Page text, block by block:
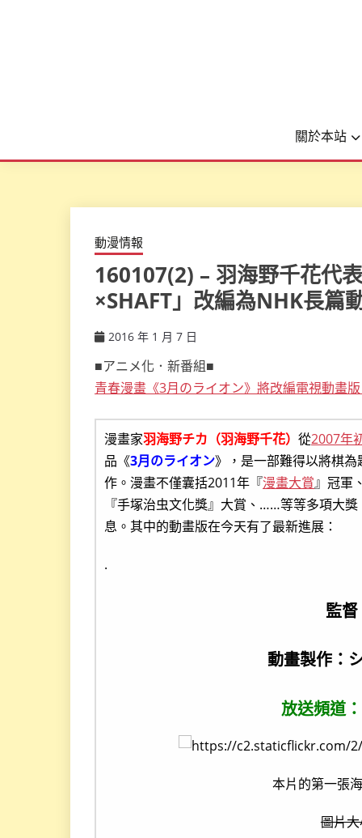
關於本站
動漫情報
160107(2) – 羽海野千花代
×SHAFT」改編為NHK長篇
2016 年 1 月 7 日
■アニメ化．新番組■
青春漫畫《3月のライオン》將改編電視動畫
漫畫家羽海野チカ（羽海野千花） 從2007年
品《3月のライオン》，是一部難得以將棋
作。漫畫不僅囊括2011年『漫畫大賞』冠軍
『手塚治虫文化獎』大賞、……等等多項大
息。其中的動畫版在今天有了最新進展：
.
監督
動畫製作：
放送頻道
本片的第一張
圖片